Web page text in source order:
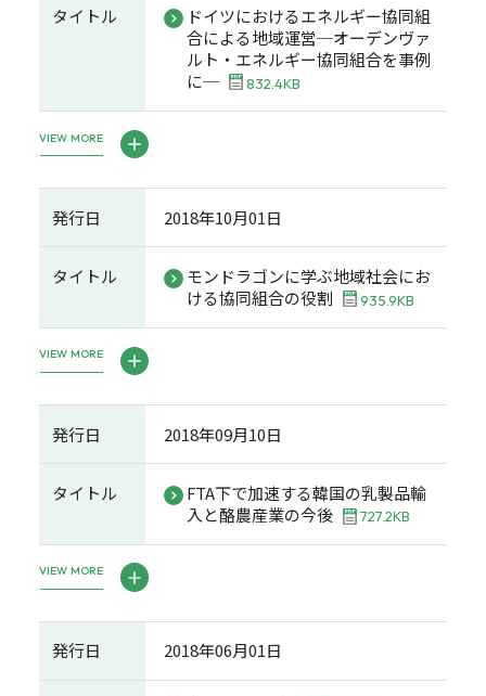
タイトル
ドイツにおけるエネルギー協同組
合による地域運営─オーデンヴァ
ルト・エネルギー協同組合を事例
に─
832.4KB
VIEW MORE
発行日 2018年10月01日
タイトル
モンドラゴンに学ぶ地域社会にお
ける協同組合の役割
935.9KB
VIEW MORE
発行日 2018年09月10日
タイトル
FTA下で加速する韓国の乳製品輸
入と酪農産業の今後
727.2KB
VIEW MORE
発行日 2018年06月01日